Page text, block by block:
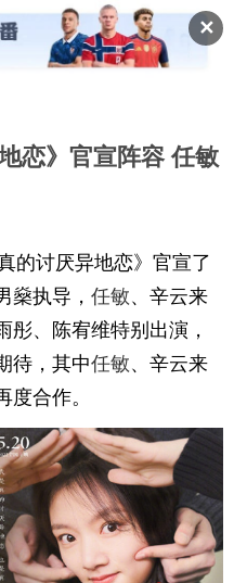
✕
恋》官宣阵容 任敏
真的讨厌异地恋》官宣了
燊执导， 任敏、辛云来
彤、陈宥维特别出演，
待，其中任敏、辛云来
度合作。